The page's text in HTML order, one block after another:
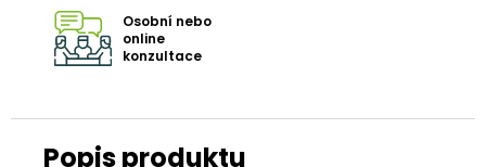
Osobní nebo
online
konzultace